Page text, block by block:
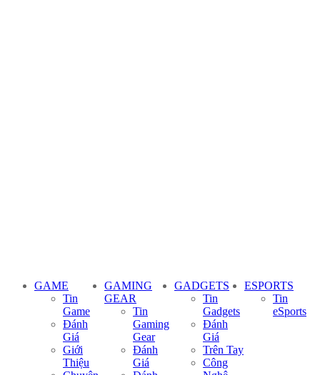
GAME
Tin
Game
Đánh
Giá
Giới
Thiệu
GAMING
GEAR
Tin
Gaming
Gear
Đánh
Giá
GADGETS
Tin
Gadgets
Đánh
Giá
Trên Tay
Công
ESPORTS
Tin
eSports